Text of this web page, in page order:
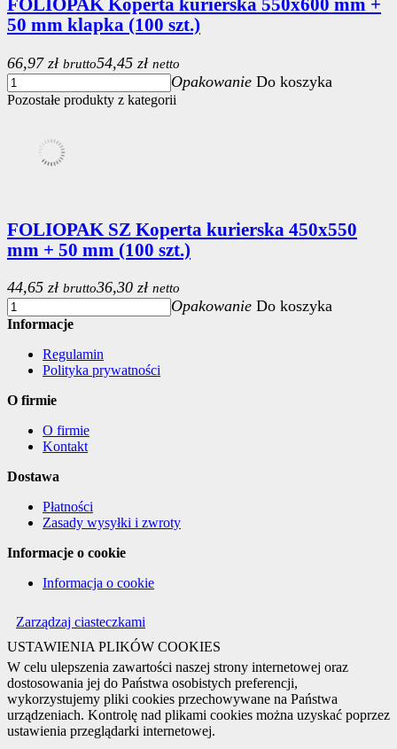
FOLIOPAK Koperta kurierska 550x600 mm +
50 mm klapka (100 szt.)
66,97 zł brutto54,45 zł netto
Opakowanie Do koszyka
Pozostałe produkty z kategorii
FOLIOPAK SZ Koperta kurierska 450x550
mm + 50 mm (100 szt.)
44,65 zł brutto36,30 zł netto
Opakowanie Do koszyka
Informacje
Regulamin
Polityka prywatności
O firmie
O firmie
Kontakt
Dostawa
Płatności
Zasady wysyłki i zwroty
Informacje o cookie
Informacja o cookie
Zarządzaj ciasteczkami
USTAWIENIA PLIKÓW COOKIES
W celu ulepszenia zawartości naszej strony internetowej oraz
dostosowania jej do Państwa osobistych preferencji,
wykorzystujemy pliki cookies przechowywane na Państwa
urządzeniach. Kontrolę nad plikami cookies można uzyskać poprzez
ustawienia przeglądarki internetowej.